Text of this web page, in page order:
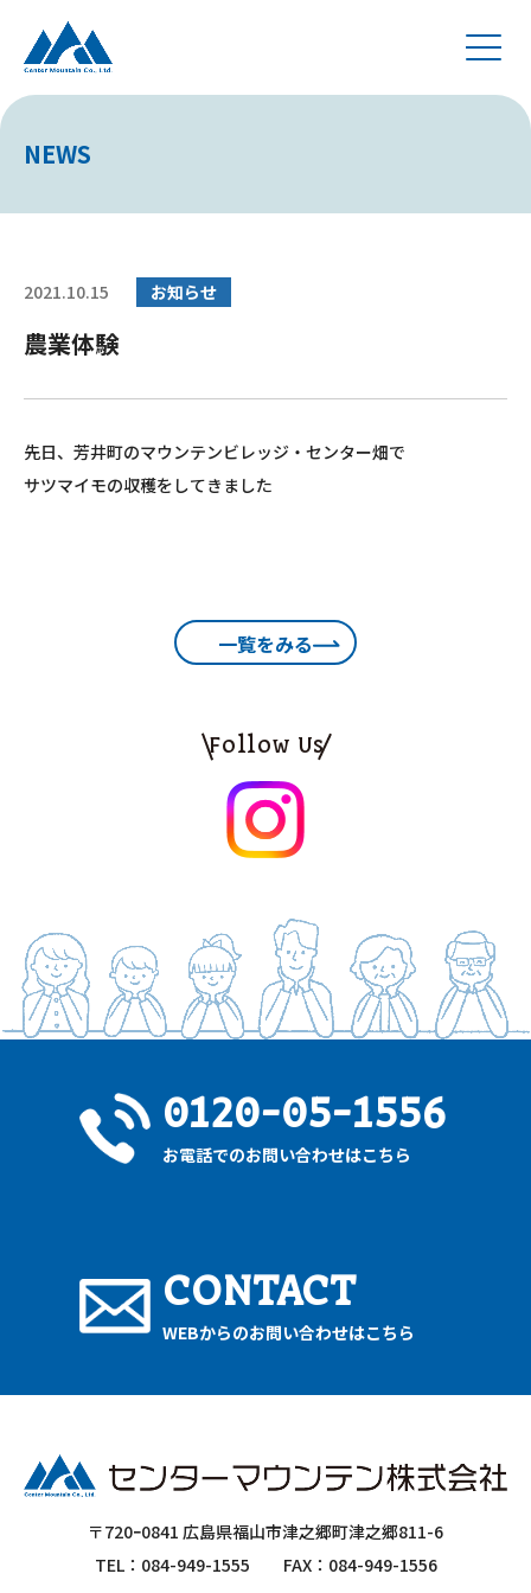
NEWS
2021.10.15 お知らせ
農業体験
先日、芳井町のマウンテンビレッジ・センター畑で
サツマイモの収穫をしてきました
一覧をみる
Follow Us
0120-05-1556
お電話でのお問い合わせはこちら
CONTACT
WEBからのお問い合わせはこちら
〒720ｰ0841 広島県福山市津之郷町津之郷811-6
TEL：084-949-1555
FAX：084-949-1556